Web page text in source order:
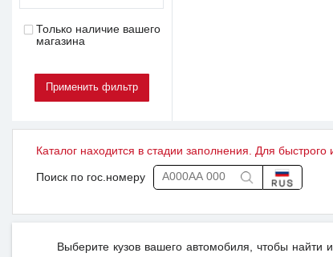
Только наличие вашего
магазина
Каталог находится в стадии заполнения. Для
Поиск по гос.номеру
Выберите кузов вашего автомобиля, чтобы найти и